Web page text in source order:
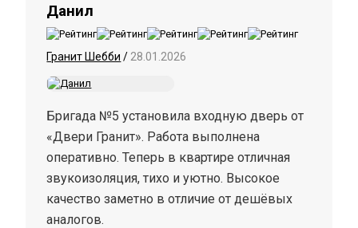
Данил
Гранит Шебби / 28.01.2026
Бригада №5 установила входную дверь от
«Двери Гранит». Работа выполнена
оперативно. Теперь в квартире отличная
звукоизоляция, тихо и уютно. Высокое
качество заметно в отличие от дешёвых
аналогов.